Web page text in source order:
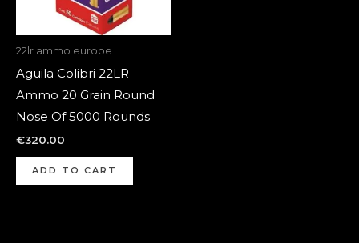
22lr ammo europe
Aguila Colibri 22LR
Ammo 20 Grain Round
Nose Of 5000 Rounds
€320.00
ADD TO CART